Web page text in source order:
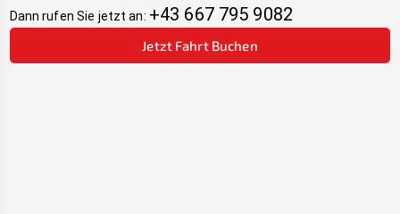
Dann rufen Sie jetzt an: +43 667 795 9082
Jetzt Fahrt Buchen